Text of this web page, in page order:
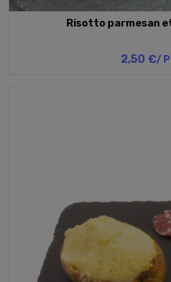
Risotto parmesan
2,50 €/